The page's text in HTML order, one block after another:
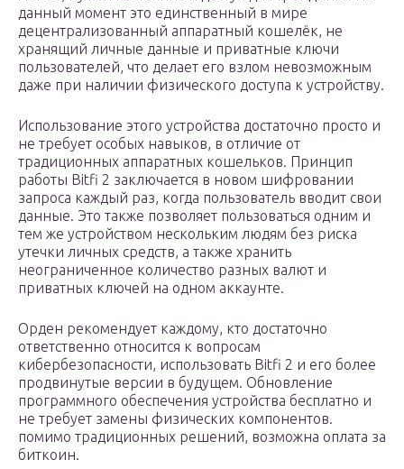
данный момент это единственный в мире
децентрализованный аппаратный кошелёк, не
хранящий личные данные и приватные ключи
пользователей, что делает его взлом невозможным
даже при наличии физического доступа к устройству.
Использование этого устройства достаточно просто и
не требует особых навыков, в отличие от
традиционных аппаратных кошельков. Принцип
работы Bitfi 2 заключается в новом шифровании
запроса каждый раз, когда пользователь вводит свои
данные. Это также позволяет пользоваться одним и
тем же устройством нескольким людям без риска
утечки личных средств, а также хранить
неограниченное количество разных валют и
приватных ключей на одном аккаунте.
Орден рекомендует каждому, кто достаточно
ответственно относится к вопросам
кибербезопасности, использовать Bitfi 2 и его более
продвинутые версии в будущем. Обновление
программного обеспечения устройства бесплатно и
не требует замены физических компонентов.
помимо традиционных решений, возможна оплата за
биткоин.